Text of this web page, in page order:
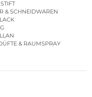
& SCHNEIDWAREN
& RAUMSPRAY